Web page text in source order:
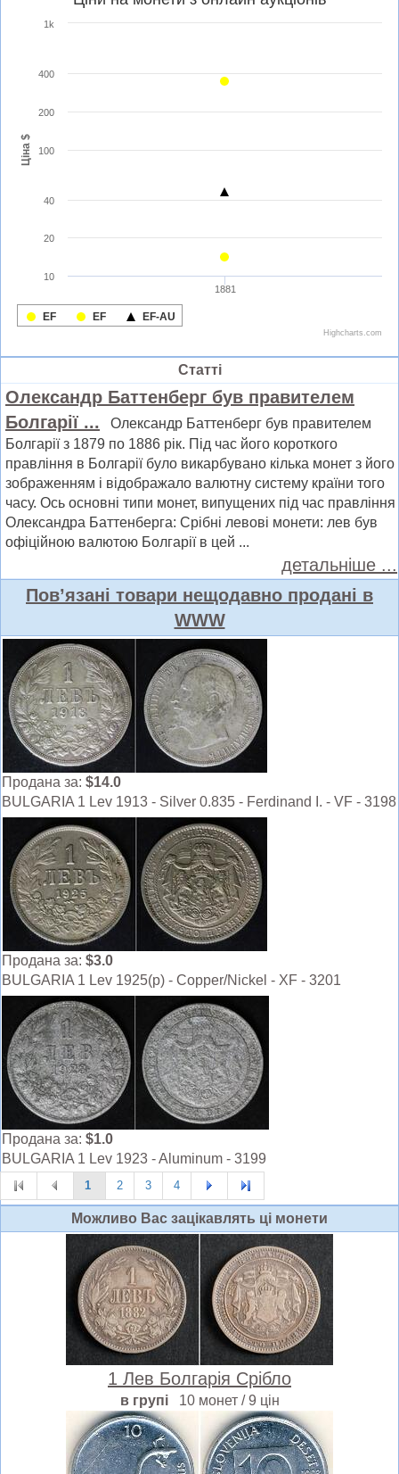
Статті
Олександр Баттенберг був правителем
Болгарії ... Олександр Баттенберг був правителем
Болгарії з 1879 по 1886 рік. Під час його короткого
правління в Болгарії було викарбувано кілька монет з його
зображенням і відображало валютну систему країни того
часу. Ось основні типи монет, випущених під час правління
Олександра Баттенберга: Срібні левові монети: лев був
офіційною валютою Болгарії в цей ...
детальніше ...
Пов’язані товари нещодавно продані в
WWW
Продана за: $14.0
BULGARIA 1 Lev 1913 - Silver 0.835 - Ferdinand I. - VF - 3198
Продана за: $3.0
BULGARIA 1 Lev 1925(p) - Copper/Nickel - XF - 3201
Продана за: $1.0
BULGARIA 1 Lev 1923 - Aluminum - 3199
1 2 3 4
Можливо Вас зацiкавлять цi монети
1 Лев Болгарія Срібло
в групі 10 монет / 9 цін